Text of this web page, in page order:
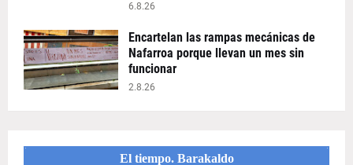
6.8.26
Encartelan las rampas mecánicas de
Nafarroa porque llevan un mes sin
funcionar
2.8.26